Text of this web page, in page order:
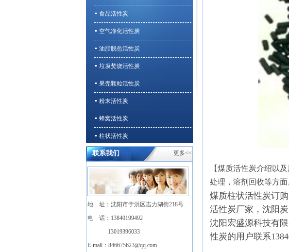
食品活性炭
空气净化活性炭
油脂脱色活性炭
垃圾焚烧活性炭
果壳颗粒活性炭
粉末活性炭
蜂窝活性炭
柱状活性炭
石英砂、无烟煤
溶剂回收/VOCs净化专用活性炭
联系我们 更多<<
地 址：沈阳市于洪区吉力湖街218号
电 话：13840199492
13019396033
E-mail： 846675623@qq.com
【煤质活性炭介绍以
处理，溶剂回收等方面
煤质柱状活性炭订
活性炭厂家，沈阳
沈阳宏盛源科技有
性炭的用户联系